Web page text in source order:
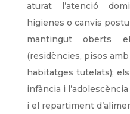
aturat l’atenció
higienes o canvis
mantingut oberts
(residències, pisos
habitatges tutelats);
infància i l’adolescència
i el repartiment